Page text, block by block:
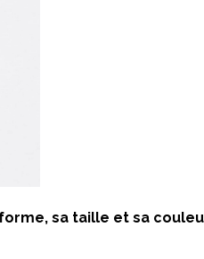
sa taille et sa